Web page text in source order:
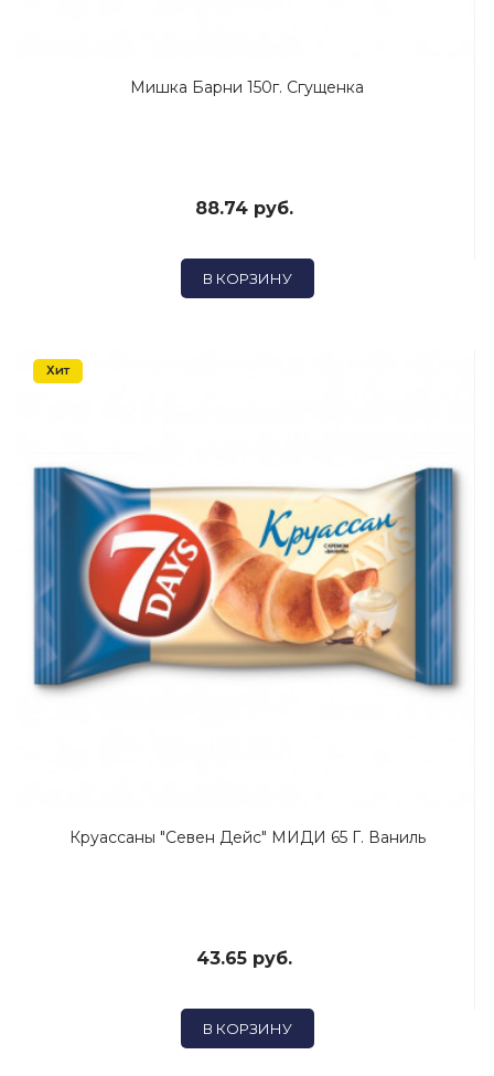
Мишка Барни 150г. Сгущенка
88.74 руб.
В КОРЗИНУ
Хит
Круассаны "Севен Дейс" МИДИ 65 Г. Ваниль
43.65 руб.
В КОРЗИНУ